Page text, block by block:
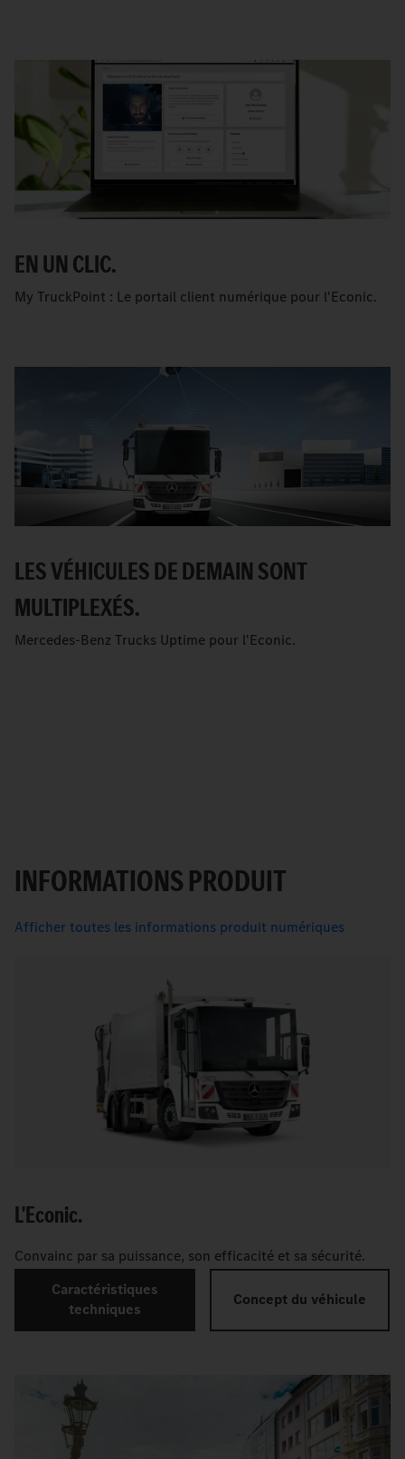
EN UN CLIC.
My TruckPoint : Le portail client numérique pour l'Econic.
LES VÉHICULES DE DEMAIN SONT
MULTIPLEXÉS.
Mercedes-Benz Trucks Uptime pour l'Econic.
INFORMATIONS PRODUIT
Afficher toutes les informations produit numériques
L'Econic.
Convainc par sa puissance, son efficacité et sa sécurité.
Caractéristiques
techniques
Concept du véhicule